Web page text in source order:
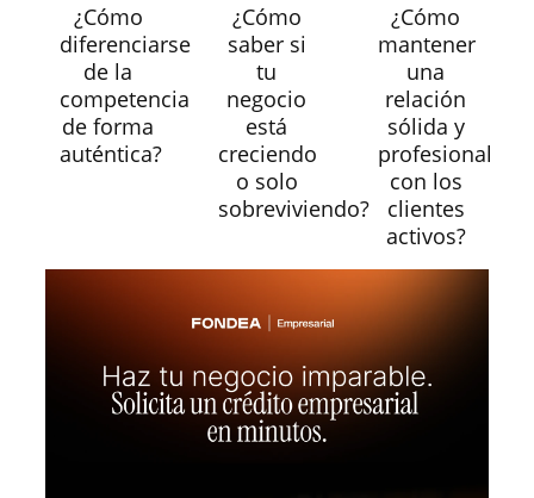
¿Cómo
diferenciarse
de la
competencia
de forma
auténtica?
¿Cómo
saber si
tu
negocio
está
creciendo
o solo
sobreviviendo?
¿Cómo
mantener
una
relación
sólida y
profesional
con los
clientes
activos?